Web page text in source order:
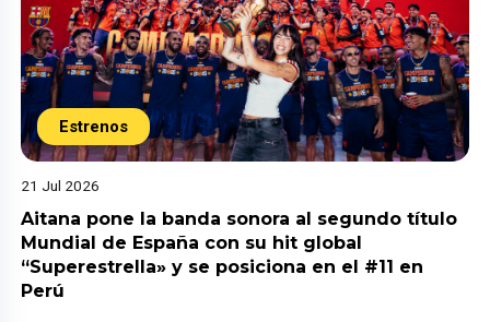
Estrenos
21 Jul 2026
Aitana pone la banda sonora al segundo título
Mundial de España con su hit global
“Superestrella» y se posiciona en el #11 en
Perú